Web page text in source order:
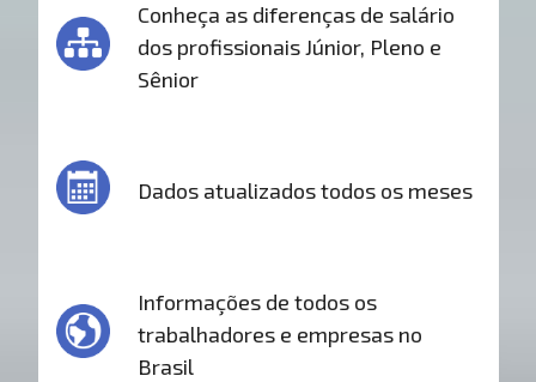
Conheça as diferenças de salário
dos profissionais Júnior, Pleno e
Sênior
Dados atualizados todos os meses
Informações de todos os
trabalhadores e empresas no
Brasil